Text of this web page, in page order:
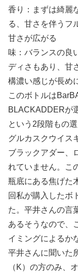
香り：まずは綺麗
る、甘さを伴うフ
甘さが広がる
味：バランスの良
ディさもあり、甘
構濃い感じが長め
このボトルは
BLACKADDERが
という2段階もの
グルカスクウイス
ブラックアダー、
れていません。こ
瓶底にある焦げた
回私が購入したボ
た。平井さんの言
あるそうなので、
イミングによるか
平井さんに聞いた
（K）の方のみ、